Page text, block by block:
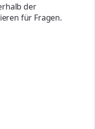
der
für Fragen.